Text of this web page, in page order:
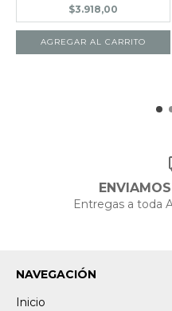
$3.918,00
Entregas a toda
NAVEGACIÓN
Inicio